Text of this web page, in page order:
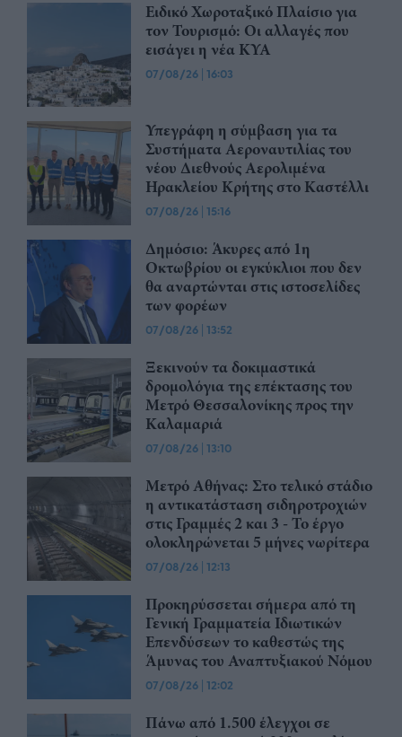
Ειδικό Χωροταξικό Πλαίσιο για
τον Τουρισμό: Οι αλλαγές που
εισάγει η νέα ΚΥΑ
07/08/26 | 16:03
Υπεγράφη η σύμβαση για τα
Συστήματα Αεροναυτιλίας του
νέου Διεθνούς Αερολιμένα
Ηρακλείου Κρήτης στο Καστέλλι
07/08/26 | 15:16
Δημόσιο: Άκυρες από 1η
Οκτωβρίου οι εγκύκλιοι που δεν
θα αναρτώνται στις ιστοσελίδες
των φορέων
07/08/26 | 13:52
Ξεκινούν τα δοκιμαστικά
δρομολόγια της επέκτασης του
Μετρό Θεσσαλονίκης προς την
Καλαμαριά
07/08/26 | 13:10
Μετρό Αθήνας: Στο τελικό στάδιο
η αντικατάσταση σιδηροτροχιών
στις Γραμμές 2 και 3 - Το έργο
ολοκληρώνεται 5 μήνες νωρίτερα
07/08/26 | 12:13
Προκηρύσσεται σήμερα από τη
Γενική Γραμματεία Ιδιωτικών
Επενδύσεων το καθεστώς της
Άμυνας του Αναπτυξιακού Νόμου
07/08/26 | 12:02
Πάνω από 1.500 έλεγχοι σε